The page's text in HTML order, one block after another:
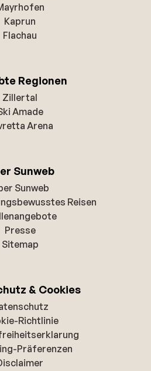
Kaprun
Flachau
Regionen
Zillertal
Amade
Arena
Sunweb
Sunweb
Reisen
Presse
Sitemap
& Cookies
Richtlinie
Präferenzen